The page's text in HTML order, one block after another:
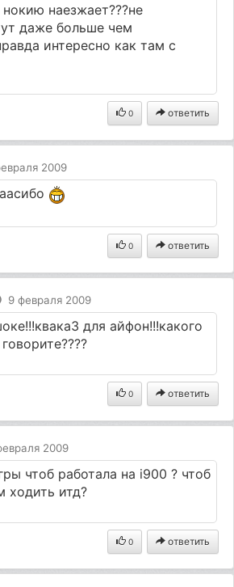
наезжает???не
даже больше чем
интересно как там с
0 ответить
2009
0 ответить
9 февраля 2009
для айфон!!!какого
0 ответить
2009
чтоб работала на i900 ? чтоб
ходить итд?
0 ответить